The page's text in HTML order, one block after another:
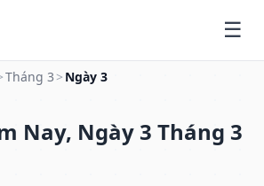
Tháng 3 > Ngày 3
Nay, Ngày 3 Tháng 3